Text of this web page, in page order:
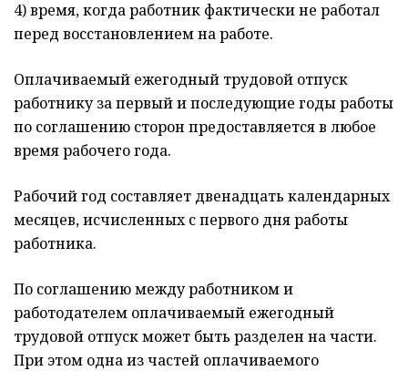
4) время, когда работник фактически не работал
перед восстановлением на работе.
Оплачиваемый ежегодный трудовой отпуск
работнику за первый и последующие годы работы
по соглашению сторон предоставляется в любое
время рабочего года.
Рабочий год составляет двенадцать календарных
месяцев, исчисленных с первого дня работы
работника.
По соглашению между работником и
работодателем оплачиваемый ежегодный
трудовой отпуск может быть разделен на части.
При этом одна из частей оплачиваемого